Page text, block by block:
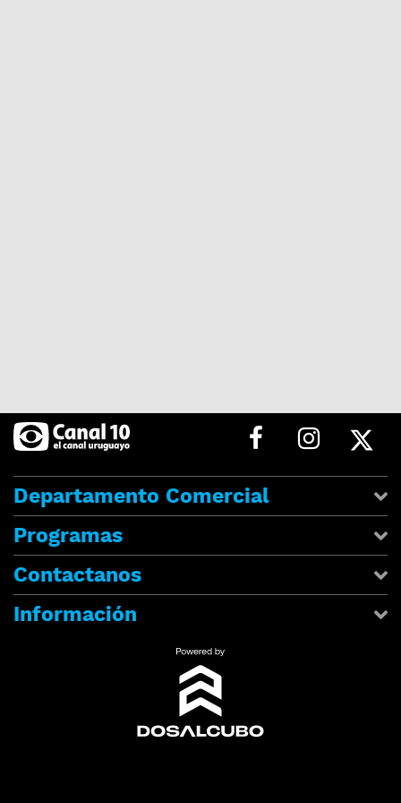
Departamento Comercial
Programas
Contactanos
Información